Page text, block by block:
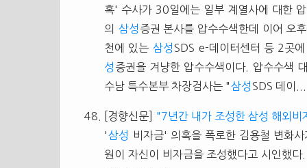
혹' 수사가 30일에는 일부 계열사에 대한
의 삼성 증권 본사를 압수수색한데 이어 오
천에 있는 삼성 SDS e-데이터센터 등 2곳
성 증권을 겨냥한 압수수색이다. 압수수색
수남 특수본부 차장검사는 "삼성 SDS 데이...
[경향신문]
"7년간 내가 조성한 삼성 해외
'삼성
비자금' 의혹을 폭로한 김용철 변화
원이 자신이 비자금을 조성했다고 시인했